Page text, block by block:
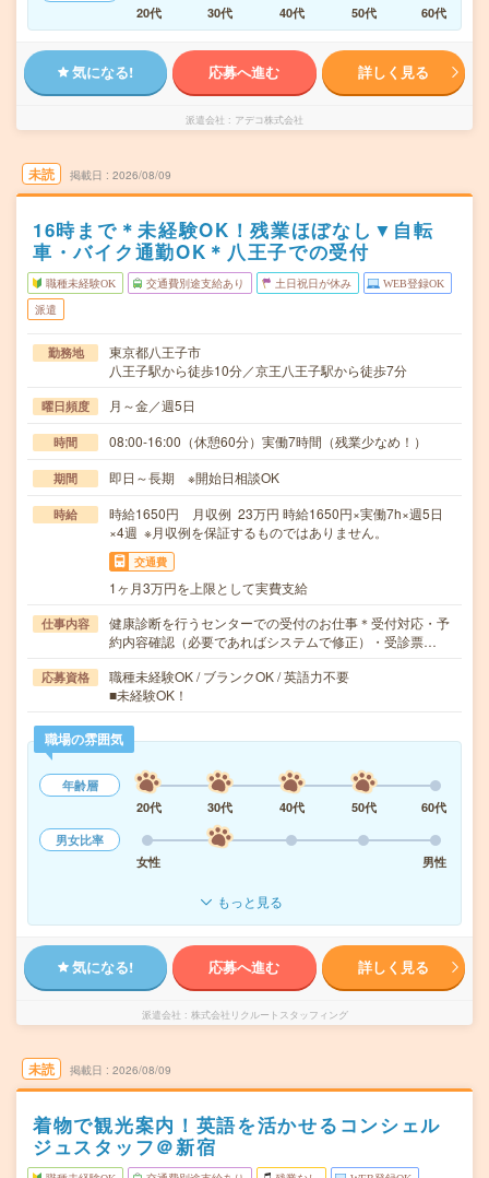
20代
30代 40代 50代 60代
気になる! 応募へ進む 詳しく見る
派遣会社 アデコ株式会社
未読 掲載日 2026/08/09
16時まで＊未経験OK！残業ほぼなし▼自転
車・バイク通勤OK＊八王子での受付
職種未経験OK 交通費別途支給あり 土日祝日が休み WEB登録OK
派遣
勤務地
東京都八王子市
八王子駅から徒歩10分／京王八王子駅から徒歩7分
曜日頻度 月～金／週5日
時間 08:00-16:00（休憩60分）実働7時間（残業少なめ！）
期間 即日～長期 ※開始日相談OK
時給
時給1650円 月収例 23万円 時給1650円×実働7h×週5日
×4週 ※月収例を保証するものではありません。
交通費
1ヶ月3万円を上限として実費支給
仕事内容
健康診断を行うセンターでの受付のお仕事＊受付対応・予
約内容確認（必要であればシステムで修正）・受診票…
応募資格
職種未経験OK / ブランクOK / 英語力不要
■未経験OK！
職場の雰囲気
年齢層
20代
30代 40代 50代
60代
男女比率
女性
男性
もっと見る
気になる! 応募へ進む 詳しく見る
派遣会社 株式会社リクルートスタッフィング
未読 掲載日 2026/08/09
着物で観光案内！英語を活かせるコンシェル
ジュスタッフ＠新宿